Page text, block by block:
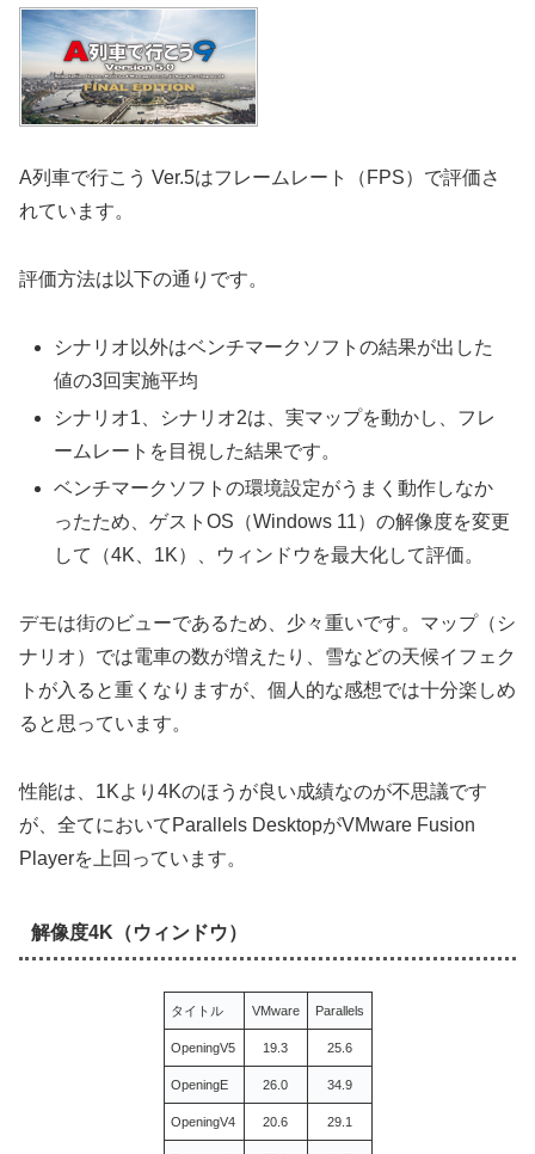
A列車で行こう Ver.5はフレームレート（FPS）で評価さ
れています。
評価方法は以下の通りです。
シナリオ以外はベンチマークソフトの結果が出した
値の3回実施平均
シナリオ1、シナリオ2は、実マップを動かし、フレ
ームレートを目視した結果です。
ベンチマークソフトの環境設定がうまく動作しなか
ったため、ゲストOS（Windows 11）の解像度を変更
して（4K、1K）、ウィンドウを最大化して評価。
デモは街のビューであるため、少々重いです。マップ（シ
ナリオ）では電車の数が増えたり、雪などの天候イフェク
トが入ると重くなりますが、個人的な感想では十分楽しめ
ると思っています。
性能は、1Kより4Kのほうが良い成績なのが不思議です
が、全てにおいてParallels DesktopがVMware Fusion
Playerを上回っています。
解像度4K（ウィンドウ）
タイトル VMware Parallels
OpeningV5 19.3 25.6
OpeningE 26.0 34.9
OpeningV4 20.6 29.1